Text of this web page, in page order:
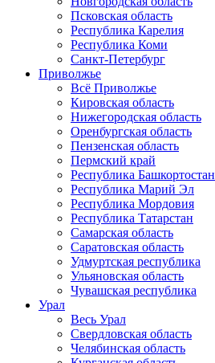
Псковская область
Республика Карелия
Республика Коми
Санкт-Петербург
Приволжье
Всё Приволжье
Кировская область
Нижегородская область
Оренбургская область
Пензенская область
Пермский край
Республика Башкортостан
Республика Марий Эл
Республика Мордовия
Республика Татарстан
Самарская область
Саратовская область
Удмуртская республика
Ульяновская область
Чувашская республика
Урал
Весь Урал
Свердловская область
Челябинская область